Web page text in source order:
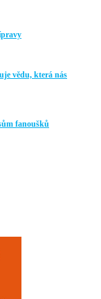
vědu, která nás
fanoušků